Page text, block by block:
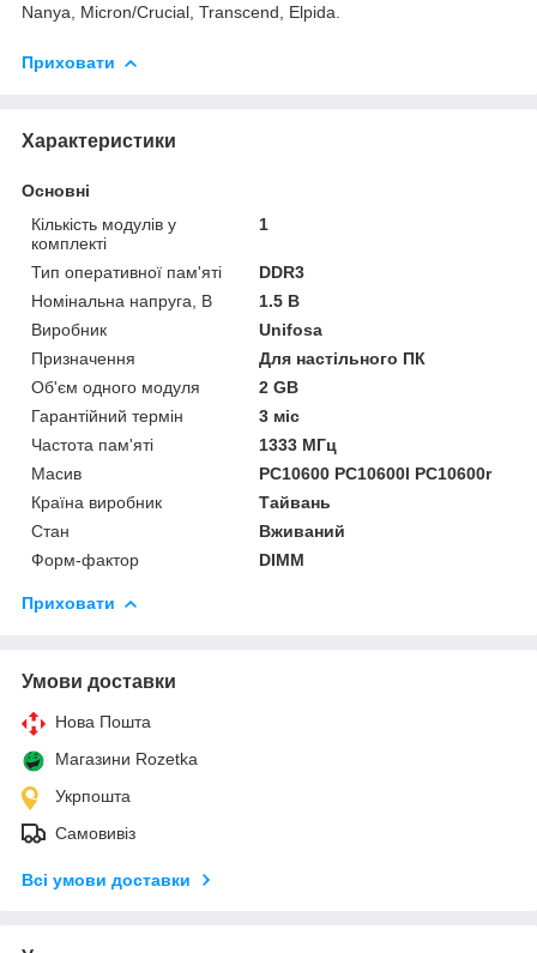
Nanya, Micron/Crucial, Transcend, Elpida.
Приховати
Характеристики
Основні
Кількість модулів у
комплекті
1
Тип оперативної пам'яті
DDR3
Номінальна напруга, В
1.5 В
Виробник
Unifosa
Призначення
Для настільного ПК
Об'єм одного модуля
2 GB
Гарантійний термін
3 міс
Частота пам'яті
1333 МГц
Масив
PC10600 PC10600l PC10600r
Країна виробник
Тайвань
Стан
Вживаний
Форм-фактор
DIMM
Приховати
Умови доставки
Нова Пошта
Магазини Rozetka
Укрпошта
Самовивіз
Всі умови доставки